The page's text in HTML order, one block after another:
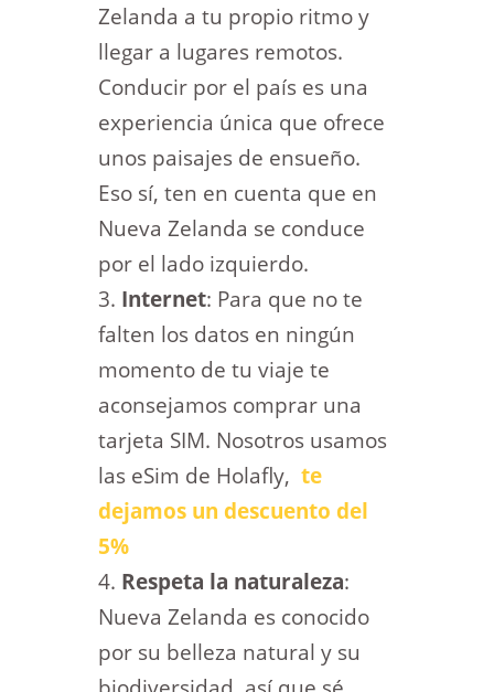
Zelanda a tu propio ritmo y
llegar a lugares remotos.
Conducir por el país es una
experiencia única que ofrece
unos paisajes de ensueño.
Eso sí, ten en cuenta que en
Nueva Zelanda se conduce
por el lado izquierdo.
Internet: Para que no te
falten los datos en ningún
momento de tu viaje te
aconsejamos comprar una
tarjeta SIM. Nosotros usamos
las eSim de Holafly, te
dejamos un descuento del
5%
Respeta la naturaleza:
Nueva Zelanda es conocido
por su belleza natural y su